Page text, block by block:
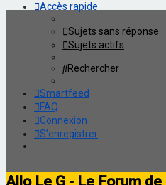
Accès rapide
Sujets sans réponse
Sujets actifs
Rechercher
Smartfeed
FAQ
Connexion
S’enregistrer
Allo Le G - Le Forum